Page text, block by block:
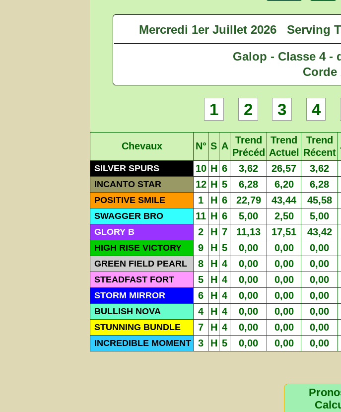
Mercredi 1er Juillet 2026
Serving
Galop - Classe 4 -
Corde
1 2 3 4
Chevaux N° S A
Trend
Précéd
Trend
Actuel
Trend
Récent
SILVER SPURS 10 H 6 3,62 26,57 3,62
INCANTO STAR 12 H 5 6,28 6,20 6,28
POSITIVE SMILE 1 H 6 22,79 43,44 45,58
SWAGGER BRO 11 H 6 5,00 2,50 5,00
GLORY B 2 H 7 11,13 17,51 43,42
HIGH RISE VICTORY 9 H 5 0,00 0,00 0,00
GREEN FIELD PEARL 8 H 4 0,00 0,00 0,00
STEADFAST FORT 5 H 4 0,00 0,00 0,00
STORM MIRROR 6 H 4 0,00 0,00 0,00
BULLISH NOVA 4 H 4 0,00 0,00 0,00
STUNNING BUNDLE 7 H 4 0,00 0,00 0,00
INCREDIBLE MOMENT 3 H 5 0,00 0,00 0,00